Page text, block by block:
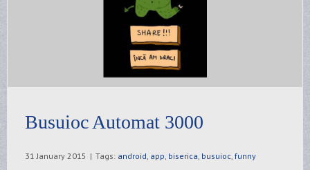
Busuioc Automat 3000
31 January 2015 | Tags: android, app, biserica, busuioc, funny